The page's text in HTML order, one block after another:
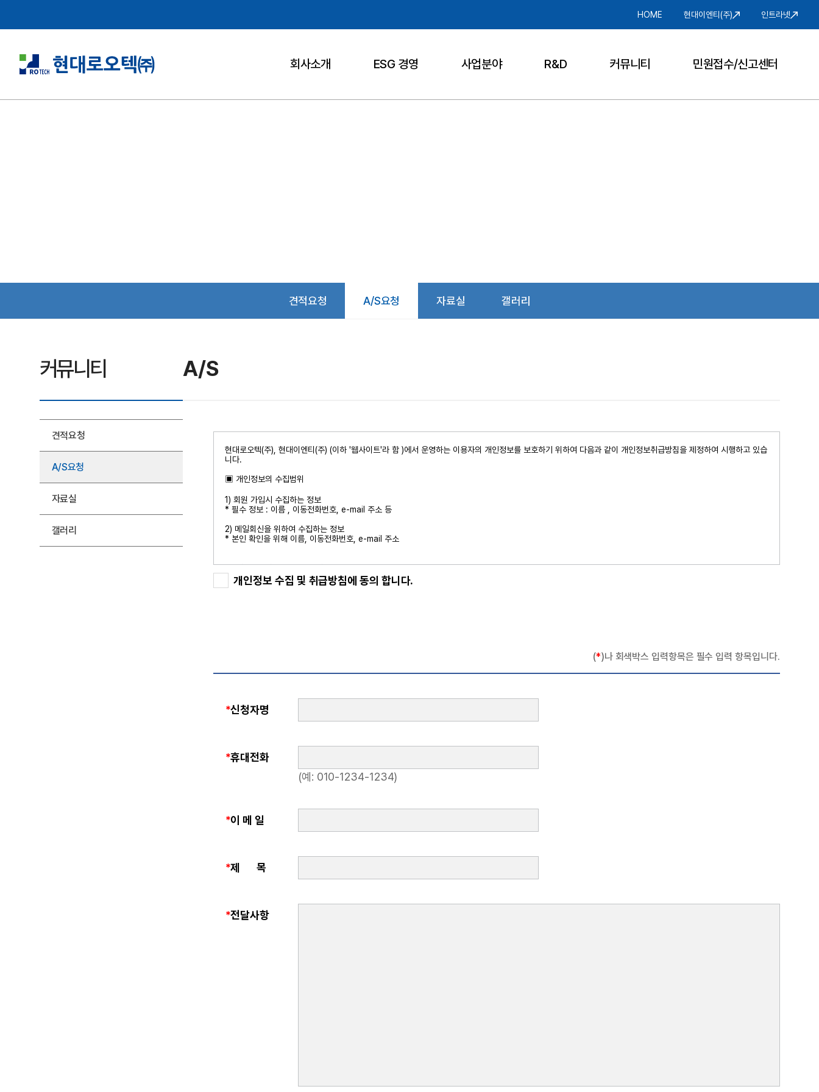
HOME 현대이엔티(주) 인트라넷
회사소개 ESG 경영 사업분야 R&D 커뮤니티 민원접수/신고센터
견적요청 A/S요청 자료실 갤러리
커뮤니티
견적요청
A/S요청
자료실
갤러리
A/S
개인정보 수집 및 취급방침에 동의 합니다.
(*)나 회색박스 입력항목은 필수 입력 항목입니다.
*신청자명
*휴대전화
(예: 010-1234-1234)
*이 메 일
*제 목
*전달사항